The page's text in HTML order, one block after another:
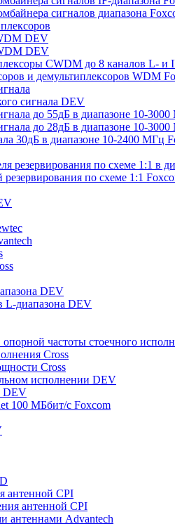
сигналов диапазона
DEV
DEV
CWDM до 8 каналов L- и
и демультиплексоров WDM
сигнала DEV
до 55дБ в диапазоне 10-
до 28дБ в диапазоне 10-
30дБ в диапазоне 10-2400 МГц
резервирования по схеме 1:1 в
по схеме 1:1
DEV
L-диапазона DEV
частоты стоечного
Cross
Cross
исполнении DEV
DEV
100 МБбит/с Foxcom
антенной CPI
антенной CPI
антеннами Advantech